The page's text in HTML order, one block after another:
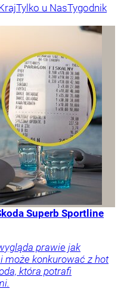
Tylko u NasTygodnik
Superb Sportline
prawie jak
może konkurować z hot
która potrafi